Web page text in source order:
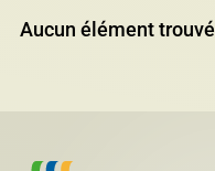
Aucun élément trouvé